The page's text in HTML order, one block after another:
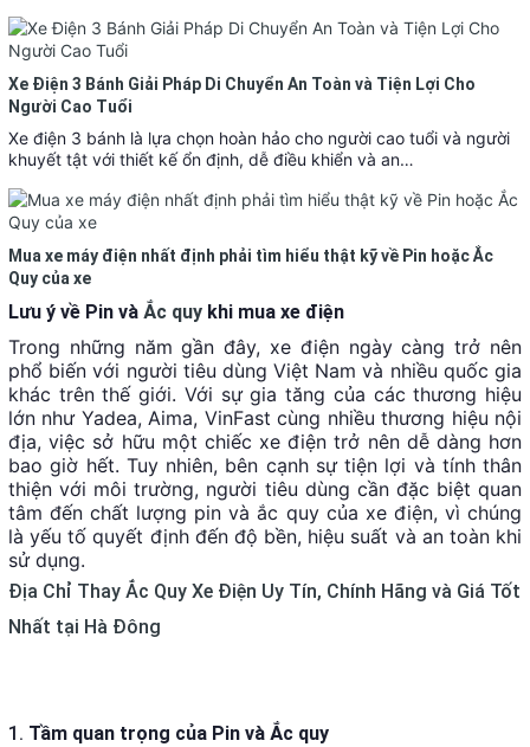
Xe Điện 3 Bánh Giải Pháp Di Chuyển An Toàn và Tiện Lợi Cho
Người Cao Tuổi
Xe điện 3 bánh là lựa chọn hoàn hảo cho người cao tuổi và người
khuyết tật với thiết kế ổn định, dễ điều khiển và an…
Mua xe máy điện nhất định phải tìm hiểu thật kỹ về Pin hoặc Ắc
Quy của xe
Lưu ý về Pin và Ắc quy khi mua xe điện
Trong những năm gần đây, xe điện ngày càng trở nên
phổ biến với người tiêu dùng Việt Nam và nhiều quốc gia
khác trên thế giới. Với sự gia tăng của các thương hiệu
lớn như Yadea, Aima, VinFast cùng nhiều thương hiệu nội
địa, việc sở hữu một chiếc xe điện trở nên dễ dàng hơn
bao giờ hết. Tuy nhiên, bên cạnh sự tiện lợi và tính thân
thiện với môi trường, người tiêu dùng cần đặc biệt quan
tâm đến chất lượng pin và ắc quy của xe điện, vì chúng
là yếu tố quyết định đến độ bền, hiệu suất và an toàn khi
sử dụng.
Địa Chỉ Thay Ắc Quy Xe Điện Uy Tín, Chính Hãng và Giá Tốt
Nhất tại Hà Đông
1. Tầm quan trọng của Pin và Ắc quy